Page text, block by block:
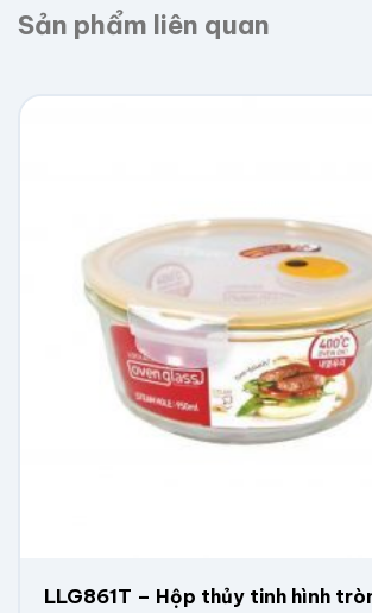
Sản phẩm liên quan
LLG861T – Hộp thủy tinh hình